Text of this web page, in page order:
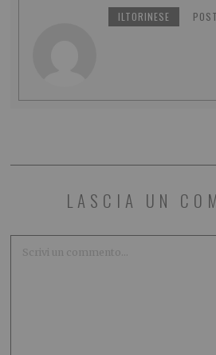
ILTORINESE
LASCIA UN